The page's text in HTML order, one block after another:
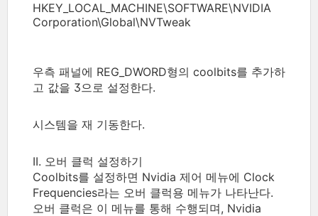
HKEY_LOCAL_MACHINE\SOFTWARE\NVIDIA
Corporation\Global\NVTweak
우측 패널에 REG_DWORD형의 coolbits를 추가하
고 값을 3으로 설정한다.
시스템을 재 기동한다.
II. 오버 클럭 설정하기
Coolbits를 설정하면 Nvidia 제어 메뉴에 Clock
Frequencies라는 오버 클럭용 메뉴가 나타난다.
오버 클럭은 이 메뉴를 통해 수행되며, Nvidia